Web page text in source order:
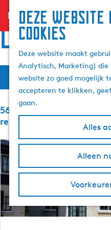
Deze
cookies
Deze website maakt
Analytisch, Marketing) die
website zo goed mogelijk
accepteren te klikken,
gaan.
Alles
Alleen
menu
G
a
n
a
a
r
e
o
e
e
Locaties
a
t
z
o
e
k
Filter
r
t
e
e
r
o
p
:
5689 t/m 5712 van 6058
resultaten
S
o
t
e
e
r
o
p
: